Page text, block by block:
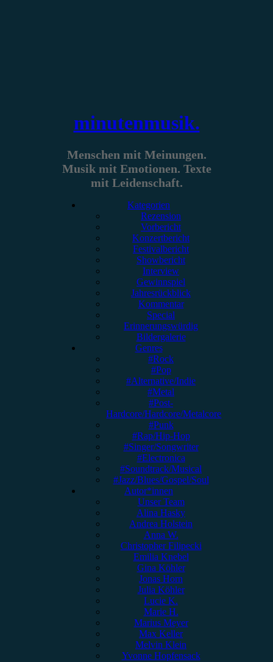
minutenmusik.
Menschen mit Meinungen.
Musik mit Emotionen. Texte
mit Leidenschaft.
Kategorien
Rezension
Vorbericht
Konzertbericht
Festivalbericht
Showbericht
Interview
Gewinnspiel
Jahresrückblick
Kommentar
Special
Erinnerungswürdig
Bildergalerie
Genres
#Rock
#Pop
#Alternative/Indie
#Metal
#Post-
Hardcore/Hardcore/Metalcore
#Punk
#Rap/Hip-Hop
#Singer/Songwriter
#Electronica
#Soundtrack/Musical
#Jazz/Blues/Gospel/Soul
Autor*innen
Unser Team
Alina Hasky
Andrea Holstein
Anna W.
Christopher Filipecki
Emilia Knebel
Gina Köhler
Jonas Horn
Julia Köhler
Lucie K.
Marie H.
Marius Meyer
Max Keller
Melvin Klein
Yvonne Hopfensack